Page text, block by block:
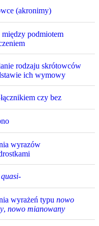
(akronimy)
między podmiotem
rodzaju skrótowców
ich wymowy
czy bez
wyrazów
quasi-
wyrażeń typu nowo
, nowo mianowany